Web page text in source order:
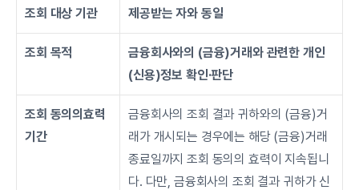
조회 대상 기관 제공받는 자와 동일
조회 목적
금융회사와의 (금융)거래와 관련한 개인
(신용)정보 확인·판단
조회 동의의효력
기간
금융회사의 조회 결과 귀하와의 (금융)거
래가 개시되는 경우에는 해당 (금융)거래
종료일까지 조회 동의의 효력이 지속됩니
다. 다만, 금융회사의 조회 결과 귀하가 신